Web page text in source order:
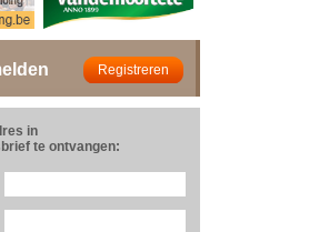
in
te ontvangen: